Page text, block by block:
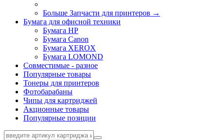
Больше Запчасти для принтеров →
Бумага для офисной техники
Бумага HP
Бумага Canon
Бумага XEROX
Бумага LOMOND
Совместимые - разное
Популярные товары
Тонеры для принтеров
Фотобарабаны
Чипы для картриджей
Акционные товары
Популярные позиции